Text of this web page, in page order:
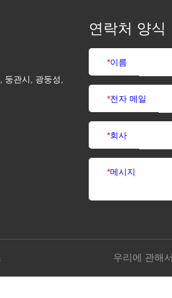
관시, 광둥성,
연락처 양식
*이름
*전자 메일
*회사
*메시지
우리에 관해서